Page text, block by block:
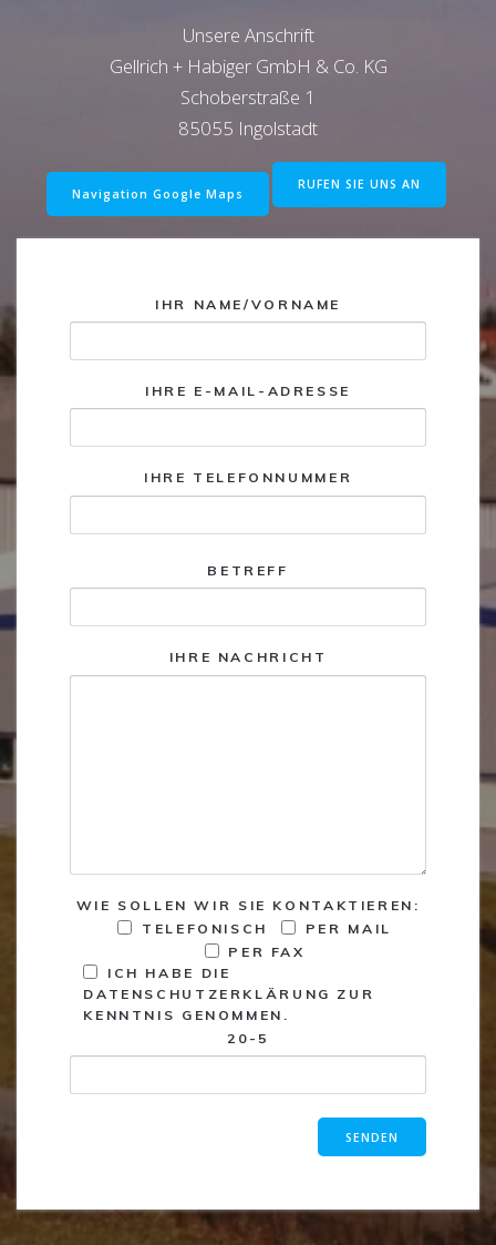
Unsere Anschrift
Gellrich + Habiger GmbH & Co. KG
Schoberstraße 1
85055 Ingolstadt
Navigation Google Maps
RUFEN SIE UNS AN
IHR NAME/VORNAME
IHRE E-MAIL-ADRESSE
IHRE TELEFONNUMMER
BETREFF
IHRE NACHRICHT
WIE SOLLEN WIR SIE KONTAKTIEREN:
TELEFONISCH
PER MAIL
PER FAX
ICH HABE DIE
DATENSCHUTZERKLÄRUNG ZUR
KENNTNIS GENOMMEN.
20-5